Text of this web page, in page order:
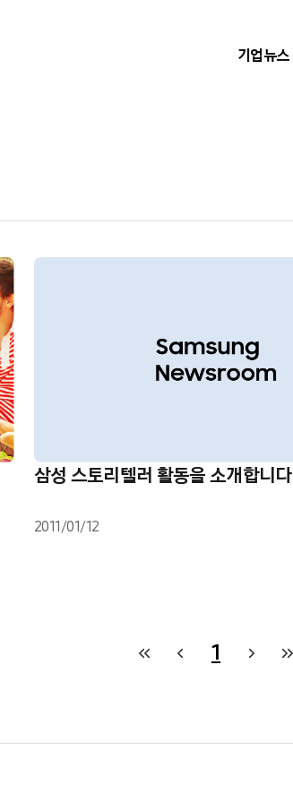
기업뉴스
삼성 스토리텔러 활동을 소개합니다
2011/01/12
1